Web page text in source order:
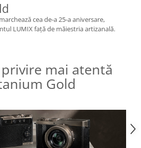
cea de-a 25-a aniversare,
LUMIX față de măiestria artizanală.
mai atentă
Gold